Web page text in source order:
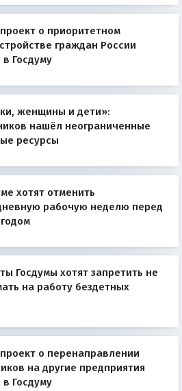
о приоритетном
граждан России
Госдуму
женщины и дети»:
нашёл неограниченные
ресурсы
хотят отменить
рабочую неделю перед
Госдумы хотят запретить не
на работу бездетных
о перенаправлении
на другие предприятия
Госдуму